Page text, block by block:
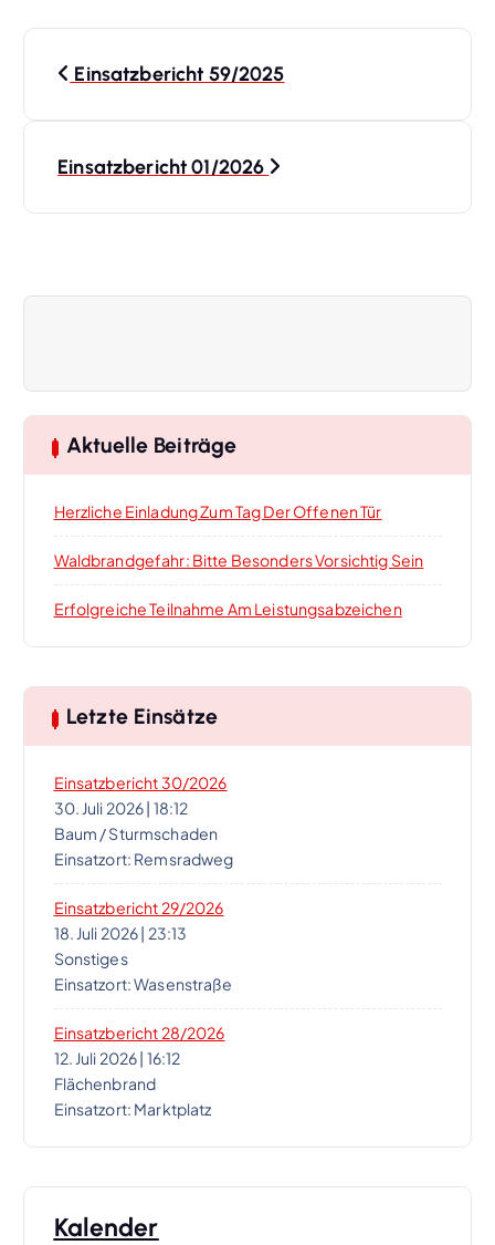
g
s
-
i
g
Einsatzbericht 59/2025
Einsatzbericht 01/2026
Aktuelle Beiträge
Herzliche Einladung Zum Tag Der Offenen Tür
Waldbrandgefahr: Bitte Besonders Vorsichtig Sein
Erfolgreiche Teilnahme Am Leistungsabzeichen
Letzte Einsätze
Einsatzbericht 30/2026
30. Juli 2026| 18:12
Baum / Sturmschaden
Einsatzort: Remsradweg
Einsatzbericht 29/2026
18. Juli 2026| 23:13
Sonstiges
Einsatzort: Wasenstraße
Einsatzbericht 28/2026
12. Juli 2026| 16:12
Flächenbrand
Einsatzort: Marktplatz
Kalender